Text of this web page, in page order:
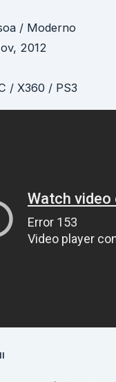
/ Moderno
2012
/ X360 / PS3